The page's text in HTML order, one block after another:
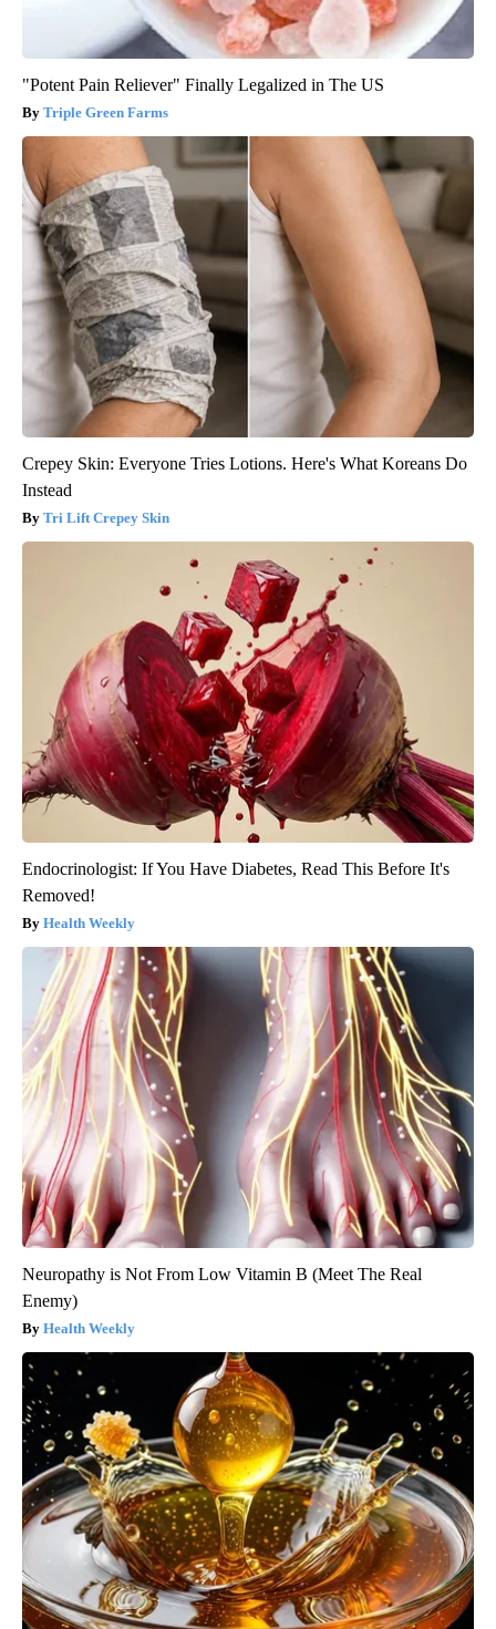
"Potent Pain Reliever" Finally Legalized in The US
Triple Green Farms
Crepey Skin: Everyone Tries Lotions. Here's What Koreans Do
Instead
Tri Lift Crepey Skin
Endocrinologist: If You Have Diabetes, Read This Before It's
Removed!
Health Weekly
Neuropathy is Not From Low Vitamin B (Meet The Real
Enemy)
Health Weekly